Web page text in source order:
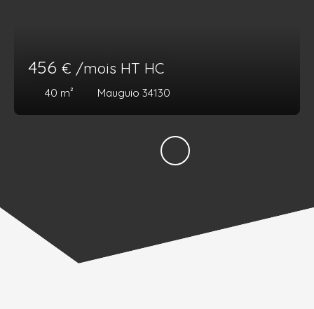
456 € /mois HT HC
40 m² Mauguio 34130